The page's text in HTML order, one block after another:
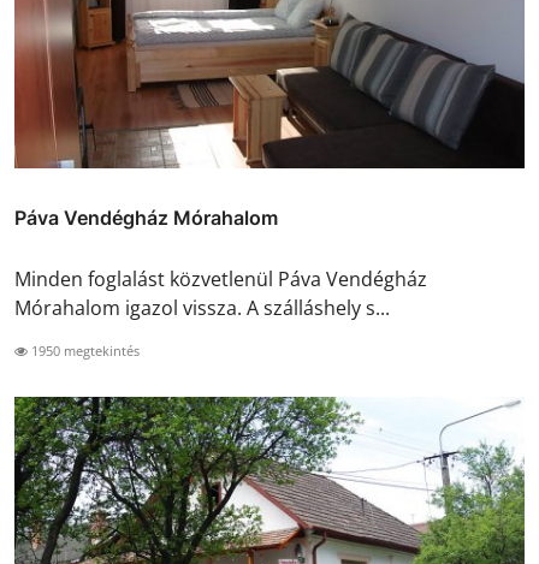
Páva Vendégház Mórahalom
Minden foglalást közvetlenül Páva Vendégház
Mórahalom igazol vissza. A szálláshely s...
1950 megtekintés